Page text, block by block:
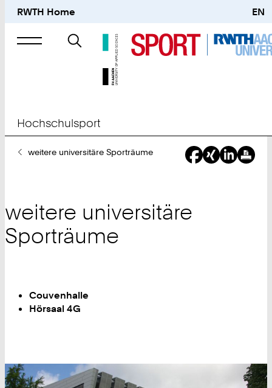
RWTH Home EN
Suche
nach
Hochschulsport
Sieweitere universitäre Sporträume
weitere universitäre
Sporträume
Couvenhalle
Hörsaal 4G